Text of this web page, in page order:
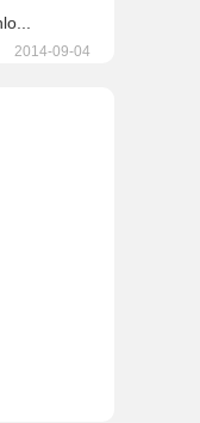
2014-09-04